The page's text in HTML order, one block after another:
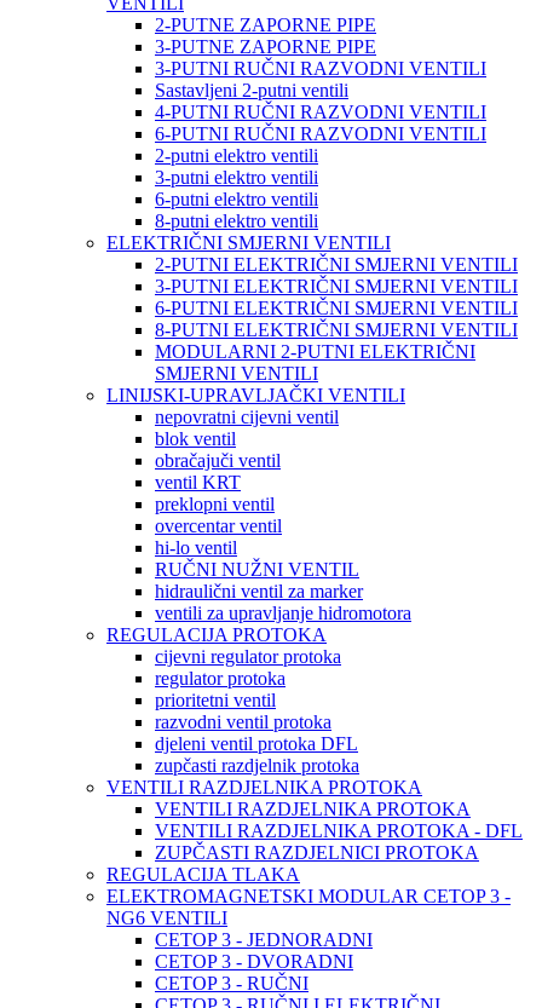
2-PUTNE ZAPORNE PIPE
3-PUTNE ZAPORNE PIPE
3-PUTNI RUČNI RAZVODNI VENTILI
Sastavljeni 2-putni ventili
4-PUTNI RUČNI RAZVODNI VENTILI
6-PUTNI RUČNI RAZVODNI VENTILI
2-putni elektro ventili
3-putni elektro ventili
6-putni elektro ventili
8-putni elektro ventili
ELEKTRIČNI SMJERNI VENTILI
2-PUTNI ELEKTRIČNI SMJERNI VENTILI
3-PUTNI ELEKTRIČNI SMJERNI VENTILI
6-PUTNI ELEKTRIČNI SMJERNI VENTILI
8-PUTNI ELEKTRIČNI SMJERNI VENTILI
MODULARNI 2-PUTNI ELEKTRIČNI
SMJERNI VENTILI
LINIJSKI-UPRAVLJAČKI VENTILI
nepovratni cijevni ventil
blok ventil
obračajuči ventil
ventil KRT
preklopni ventil
overcentar ventil
hi-lo ventil
RUČNI NUŽNI VENTIL
hidraulični ventil za marker
ventili za upravljanje hidromotora
REGULACIJA PROTOKA
cijevni regulator protoka
regulator protoka
prioritetni ventil
razvodni ventil protoka
djeleni ventil protoka DFL
zupčasti razdjelnik protoka
VENTILI RAZDJELNIKA PROTOKA
VENTILI RAZDJELNIKA PROTOKA
VENTILI RAZDJELNIKA PROTOKA - DFL
ZUPČASTI RAZDJELNICI PROTOKA
REGULACIJA TLAKA
ELEKTROMAGNETSKI MODULAR CETOP 3 -
NG6 VENTILI
CETOP 3 - JEDNORADNI
CETOP 3 - DVORADNI
CETOP 3 - RUČNI